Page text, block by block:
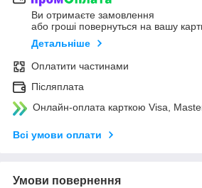
Ви отримаєте замовлення
або гроші повернуться на вашу
Детальніше
Оплатити частинами
Післяплата
Онлайн-оплата карткою Visa,
Всі умови оплати
Умови повернення